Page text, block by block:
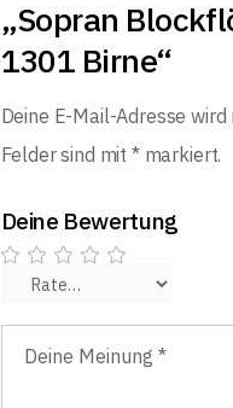
„Sopran
1301 Birne“
Deine E-Mail-Adresse
Felder sind mit *markiert.
Deine Bewertung